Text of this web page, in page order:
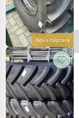
Nova naprava